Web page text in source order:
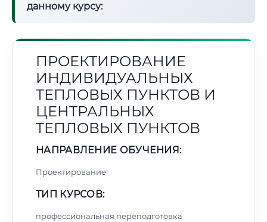
данному курсу:
ПРОЕКТИРОВАНИЕ
ИНДИВИДУАЛЬНЫХ
ТЕПЛОВЫХ ПУНКТОВ И
ЦЕНТРАЛЬНЫХ
ТЕПЛОВЫХ ПУНКТОВ
НАПРАВЛЕНИЕ ОБУЧЕНИЯ:
Проектирование
ТИП КУРСОВ:
профессиональная переподготовка